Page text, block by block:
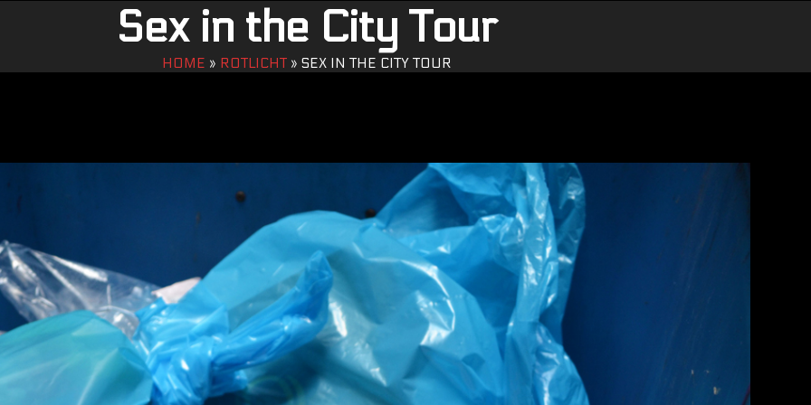
Sex in the City Tour
HOME » ROTLICHT» SEX IN THE CITY TOUR